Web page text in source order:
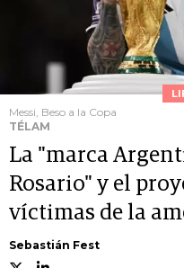
Messi, Beso a la Copa
TÉLAM
La "marca
Rosario" y el
víctimas de la
Sebastián Fest